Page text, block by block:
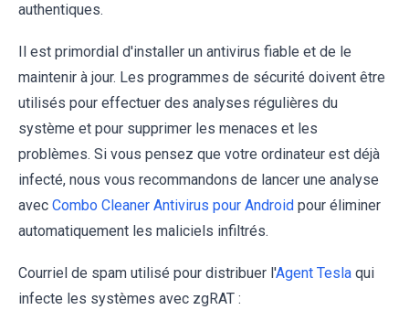
authentiques.
Il est primordial d'installer un antivirus fiable et de le
maintenir à jour. Les programmes de sécurité doivent être
utilisés pour effectuer des analyses régulières du
système et pour supprimer les menaces et les
problèmes. Si vous pensez que votre ordinateur est déjà
infecté, nous vous recommandons de lancer une analyse
avec Combo Cleaner Antivirus pour Android pour éliminer
automatiquement les maliciels infiltrés.
Courriel de spam utilisé pour distribuer l'Agent Tesla qui
infecte les systèmes avec zgRAT :